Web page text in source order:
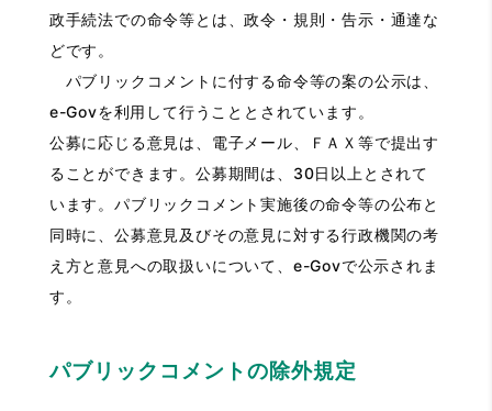
政手続法での命令等とは、政令・規則・告示・通達な
どです。
パブリックコメントに付する命令等の案の公示は、
e-Govを利用して行うこととされています。
公募に応じる意見は、電子メール、ＦＡＸ等で提出す
ることができます。公募期間は、30日以上とされて
います。パブリックコメント実施後の命令等の公布と
同時に、公募意見及びその意見に対する行政機関の考
え方と意見への取扱いについて、e-Govで公示されま
す。
パブリックコメントの除外規定